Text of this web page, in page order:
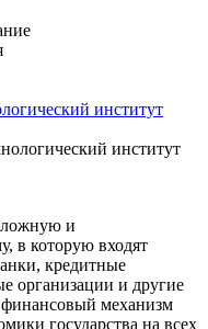
институт
и
в которую входят
кредитные
организации и другие
механизм
государства на всех